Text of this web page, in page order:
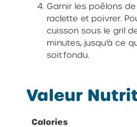
Garnir les poêlons
raclette et poivrer.
cuisson sous le gril
minutes, jusqu’à ce
soit fondu.
Valeur
Calories